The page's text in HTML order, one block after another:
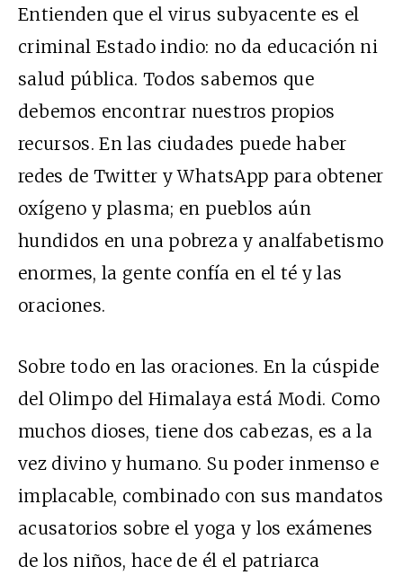
Entienden que el virus subyacente es el
criminal Estado indio: no da educación ni
salud pública. Todos sabemos que
debemos encontrar nuestros propios
recursos. En las ciudades puede haber
redes de Twitter y WhatsApp para obtener
oxígeno y plasma; en pueblos aún
hundidos en una pobreza y analfabetismo
enormes, la gente confía en el té y las
oraciones.
Sobre todo en las oraciones. En la cúspide
del Olimpo del Himalaya está Modi. Como
muchos dioses, tiene dos cabezas, es a la
vez divino y humano. Su poder inmenso e
implacable, combinado con sus mandatos
acusatorios sobre el yoga y los exámenes
de los niños, hace de él el patriarca